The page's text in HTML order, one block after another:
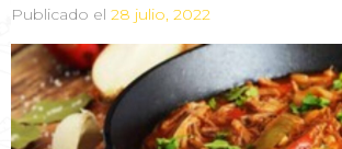
Publicado el 28 julio, 2022